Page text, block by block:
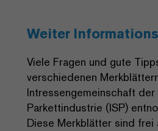
Weiter
Viele Fragen und gute
verschiedenen
Intressengemeinschaft
Parkettindustrie (ISP)
Diese Merkblätter sind frei